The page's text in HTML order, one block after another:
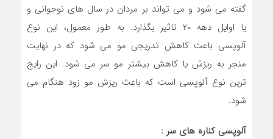
گفته می شود و می تواند بر مردان در سال های نوجوانی و
یا اوایل دهه ۲۰ تاثیر بگذارد. به طور معمول، این نوع
آلوپسی باعث کاهش تدریجی مو می شود که در نهایت
منجر به ریزش یا کاهش بیشتر مو سر می شود. این رایج
ترین نوع آلوپسی است که باعث ریزش مو زود هنگام می
شود.
آلوپسی کناره های سر :